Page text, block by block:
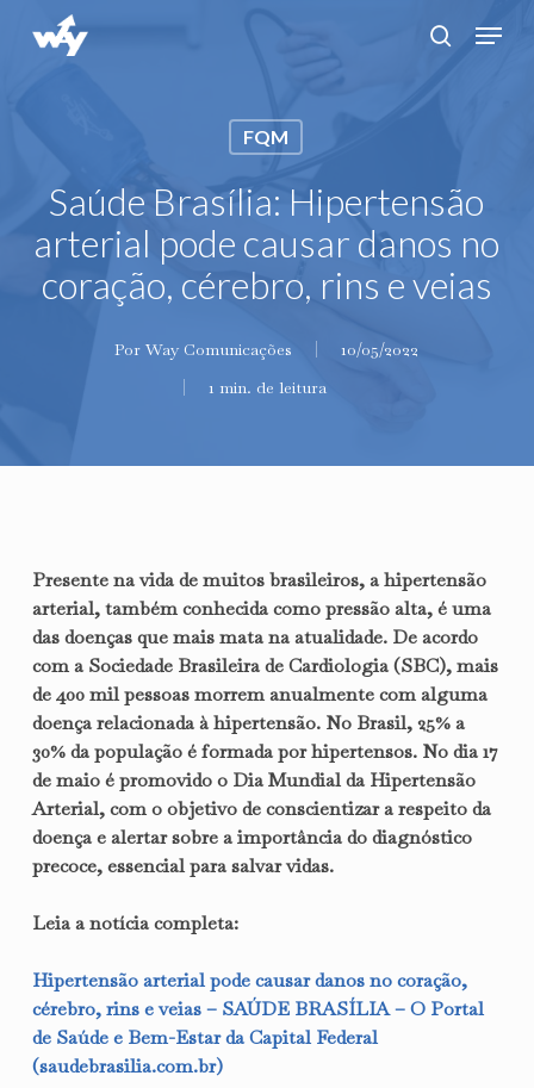
search
Menu
FQM
Saúde Brasília: Hipertensão
arterial pode causar danos no
coração, cérebro, rins e veias
Por Way Comunicações
10/05/2022
1 min. de leitura
Presente na vida de muitos brasileiros, a hipertensão
arterial, também conhecida como pressão alta, é uma
das doenças que mais mata na atualidade. De acordo
com a Sociedade Brasileira de Cardiologia (SBC), mais
de 400 mil pessoas morrem anualmente com alguma
doença relacionada à hipertensão. No Brasil, 25% a
30% da população é formada por hipertensos. No dia 17
de maio é promovido o Dia Mundial da Hipertensão
Arterial, com o objetivo de conscientizar a respeito da
doença e alertar sobre a importância do diagnóstico
precoce, essencial para salvar vidas.
Leia a notícia completa:
Hipertensão arterial pode causar danos no coração,
cérebro, rins e veias – SAÚDE BRASÍLIA – O Portal
de Saúde e Bem-Estar da Capital Federal
(saudebrasilia.com.br)